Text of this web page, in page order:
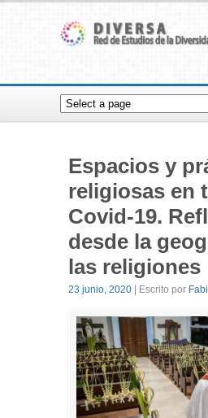
Espacios y
religiosas en
Covid-19.
desde la
las religiones
23 junio, 2020 | Escrito por